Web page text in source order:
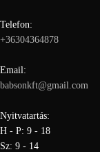
Telefon:
+36304364878
Email:
babsonkft@gmail.com
Nyitvatartás:
H - P: 9 - 18
Sz: 9 - 14